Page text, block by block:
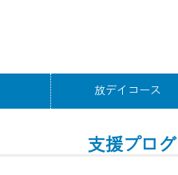
放デイコース
支援プロ